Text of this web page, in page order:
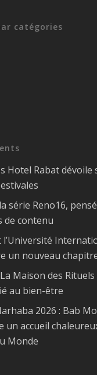
catégories
Hotel Rabat dévoile
série Reno16,
de contenu
l’Université
un nouveau
Maison des
au bien-être
2026 : Bab
un accueil
Monde